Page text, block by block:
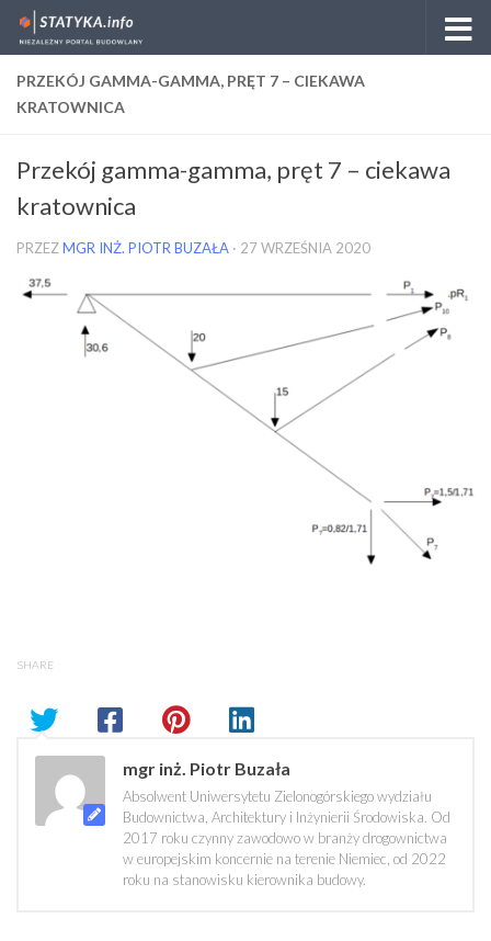
Skip to content
PRZEKÓJ GAMMA-GAMMA, PRĘT 7 – CIEKAWA
KRATOWNICA
Przekój gamma-gamma, pręt 7 – ciekawa
kratownica
PRZEZMGR INŻ. PIOTR BUZAŁA · 27 WRZEŚNIA 2020
SHARE
mgr inż. Piotr Buzała
Absolwent Uniwersytetu Zielonogórskiego wydziału
Budownictwa, Architektury i Inżynierii Środowiska. Od
2017 roku czynny zawodowo w branży drogownictwa
w europejskim koncernie na terenie Niemiec, od 2022
roku na stanowisku kierownika budowy.